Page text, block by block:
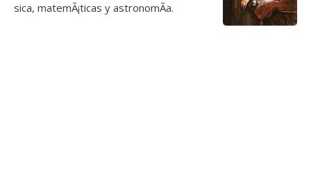
sica, matemÃ¡ticas y astronomÃ­a.